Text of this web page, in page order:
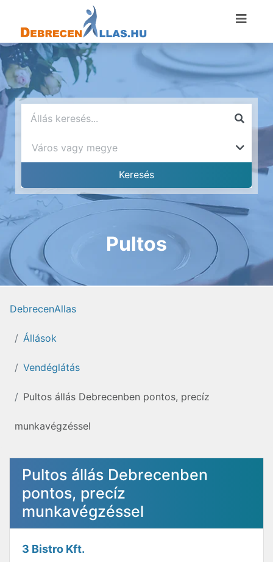
Pultos
DebrecenAllas
Állások
Vendéglátás
Pultos állás Debrecenben pontos, precíz
munkavégzéssel
Pultos állás Debrecenben
pontos, precíz
munkavégzéssel
3 Bistro Kft.